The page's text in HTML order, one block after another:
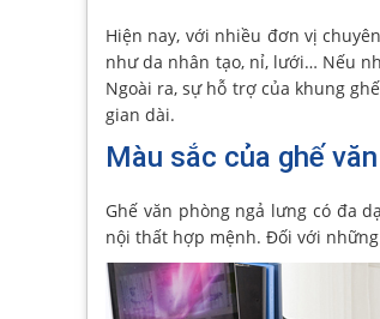
Hiện nay, với nhiều đơn vị
như da nhân tạo, nỉ, lưới… Nếu
Ngoài ra, sự hỗ trợ của khung
gian dài.
Màu sắc của ghế
Ghế văn phòng ngả lưng có đa
nội thất hợp mệnh. Đối với